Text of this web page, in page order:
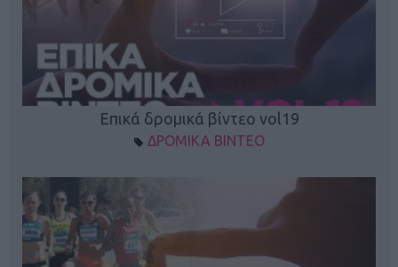
Επικά δρομικά βίντεο vol19
ΔΡΟΜΙΚΑ ΒΙΝΤΕΟ